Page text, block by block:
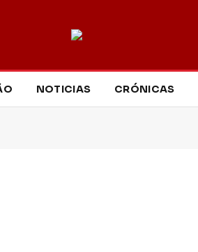
NOTICIAS CRÓNICAS